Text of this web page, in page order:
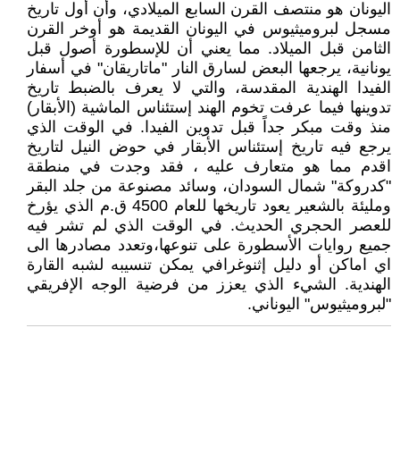
اليونان هو منتصف القرن السابع الميلادي، وأن أول تاريخ
مسجل لبروميثيوس في اليونان القديمة هو أوخر القرن
الثامن قبل الميلاد. مما يعني أن للإسطورة أصول قبل
يونانية، يرجعها البعض لسارق النار "ماتاريقان" في أسفار
الفيدا الهندية المقدسة، والتي لا يعرف بالضبط تاريخ
تدوينها فيما عرفت تخوم الهند إستئناس الماشية (الأبقار)
منذ وقت مبكر جداً قبل تدوين الفيدا. في الوقت الذي
يرجع فيه تاريخ إستئناس الأبقار في حوض النيل لتاريخ
اقدم مما هو متعارف عليه ، فقد وجدت في منطقة
"كدروكة" شمال السودان، وسائد مصنوعة من جلد البقر
ومليئة بالشعير يعود تاريخها للعام 4500 ق.م الذي يؤرخ
للعصر الحجري الحديث. في الوقت الذي لم تشر فيه
جميع روايات الأسطورة على تنوعها،وتعدد مصادرها الى
اي اماكن أو دليل إثنوغرافي يمكن تنسيبه لشبه القارة
الهندية. الشيء الذي يعزز من فرضية الوجه الإفريقي
"لبروميثيوس" اليوناني.